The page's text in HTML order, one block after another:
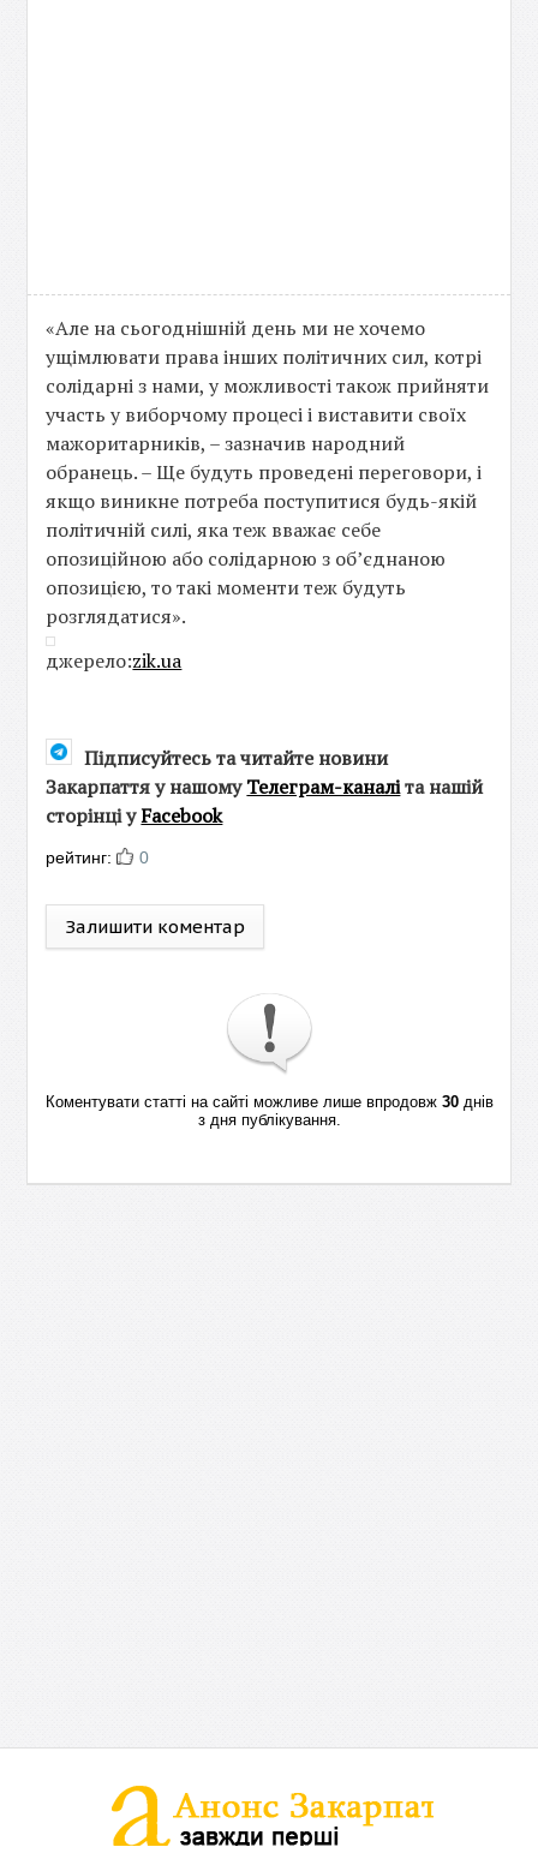
«Але на сьогоднішній день ми не хочемо
ущімлювати права інших політичних сил, котрі
солідарні з нами, у можливості також прийняти
участь у виборчому процесі і виставити своїх
мажоритарників, – зазначив народний
обранець. – Ще будуть проведені переговори, і
якщо виникне потреба поступитися будь-якій
політичній силі, яка теж вважає себе
опозиційною або солідарною з об’єднаною
опозицією, то такі моменти теж будуть
розглядатися».
джерело:zik.ua
Підписуйтесь та читайте новини
Закарпаття у нашомуТелеграм-каналіта нашій
сторінці уFacebook
рейтинг: 0
Залишити коментар
Коментувати статті на сайті можливе лише впродовж 30днів
з дня публікування.